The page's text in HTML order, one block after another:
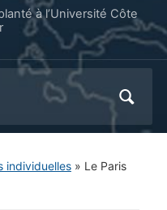
à l’Université Côte
individuelles» Le Paris